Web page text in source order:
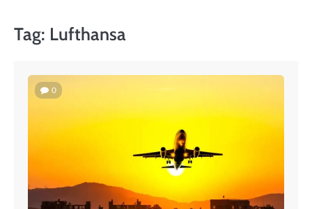
Tag: Lufthansa
0